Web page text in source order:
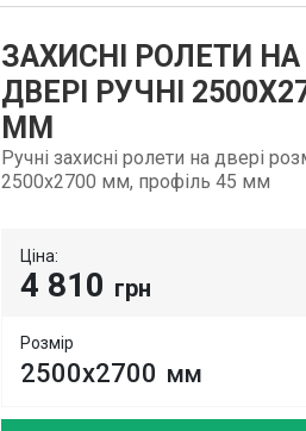
ЗАХИСНІ РОЛЕТИ НА
ДВЕРІ РУЧНІ
ММ
Ручні захисні ролети на двері
2500х2700 мм, профіль 45 мм
Ціна:
4 810 грн
Розмір
2500х2700 мм